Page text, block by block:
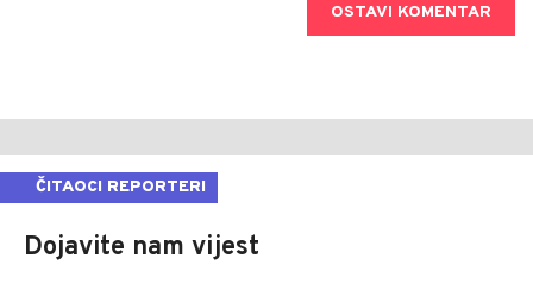
OSTAVI KOMENTAR
ČITAOCI REPORTERI
Dojavite nam vijest